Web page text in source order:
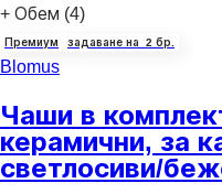
+ Обем (4)
Премиум задаване на 2 бр.
Blomus
Чаши в
керамични, за
светлосиви/